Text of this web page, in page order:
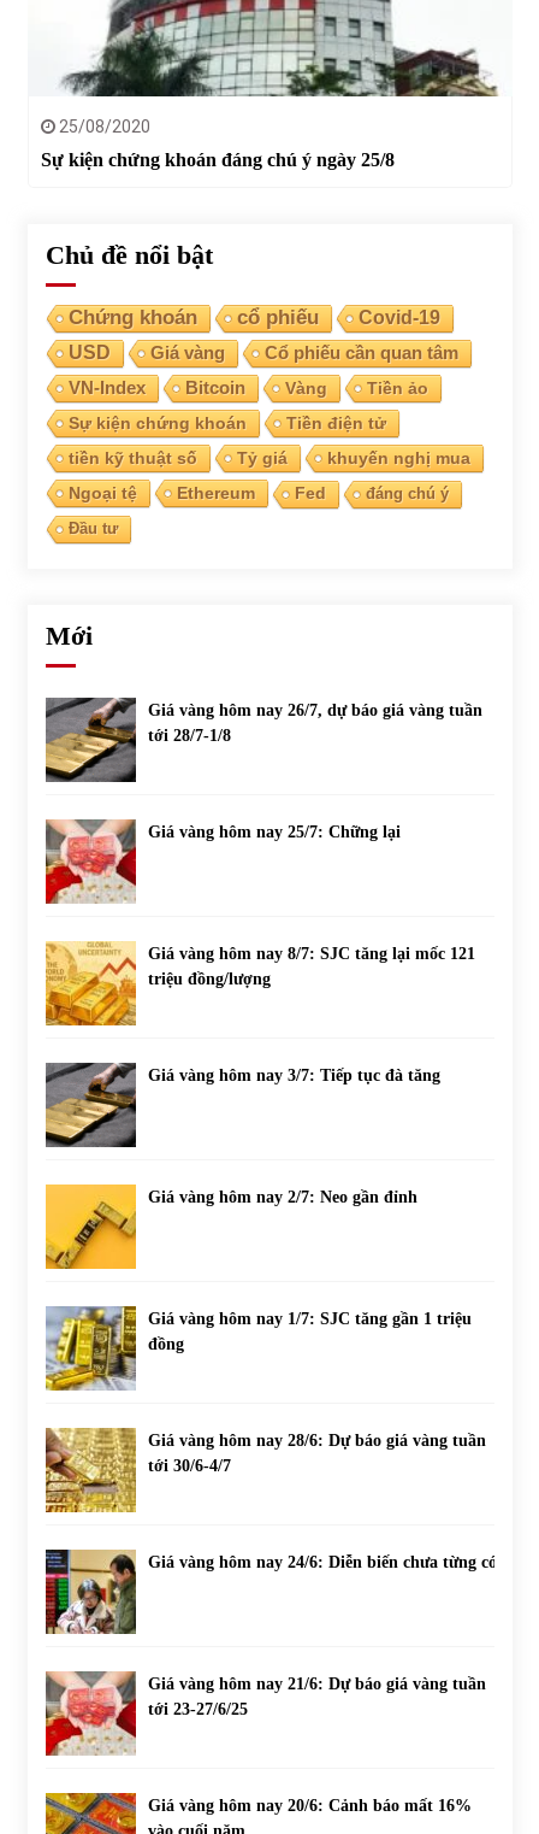
25/08/2020
Sự kiện chứng khoán đáng chú ý ngày 25/8
Chủ đề nổi bật
Chứng khoán cổ phiếu
Covid-19
USD
Giá vàng Cổ phiếu cần quan tâm
VN-Index Bitcoin Vàng
Tiền ảo
Sự kiện chứng khoán
Tiền điện tử
tiền kỹ thuật số
Tỷ giá
khuyến nghị mua
Ngoại tệ
Ethereum Fed
đáng chú ý
Đầu tư
Mới
Giá vàng hôm nay 26/7, dự báo giá vàng tuần
tới 28/7-1/8
Giá vàng hôm nay 25/7: Chững lại
Giá vàng hôm nay 8/7: SJC tăng lại mốc 121
triệu đồng/lượng
Giá vàng hôm nay 3/7: Tiếp tục đà tăng
Giá vàng hôm nay 2/7: Neo gần đỉnh
Giá vàng hôm nay 1/7: SJC tăng gần 1 triệu
đồng
Giá vàng hôm nay 28/6: Dự báo giá vàng tuần
tới 30/6-4/7
Giá vàng hôm nay 24/6: Diễn biến chưa từng có
Giá vàng hôm nay 21/6: Dự báo giá vàng tuần
tới 23-27/6/25
Giá vàng hôm nay 20/6: Cảnh báo mất 16%